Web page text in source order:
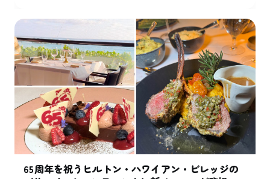
65周年を祝うヒルトン・ハワイアン・ビレッジの